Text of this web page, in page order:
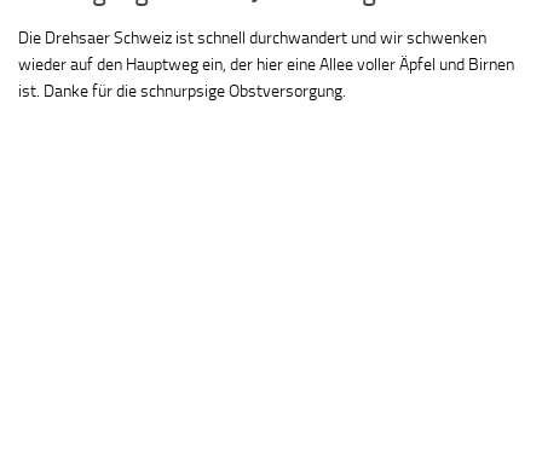
Die Drehsaer Schweiz ist schnell durchwandert und wir schwenken
wieder auf den Hauptweg ein, der hier eine Allee voller Äpfel und Birnen
ist. Danke für die schnurpsige Obstversorgung.